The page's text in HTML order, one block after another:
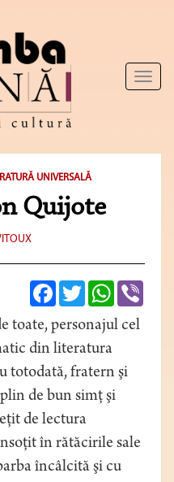
Toggle
UNIVERSALĂ
Quijote
FacebookTwitterWhatsApp
toate, personajul cel
din literatura
totodată, fratern şi
de bun simţ şi
de lectura
în rătăcirile sale
încâlcită şi cu